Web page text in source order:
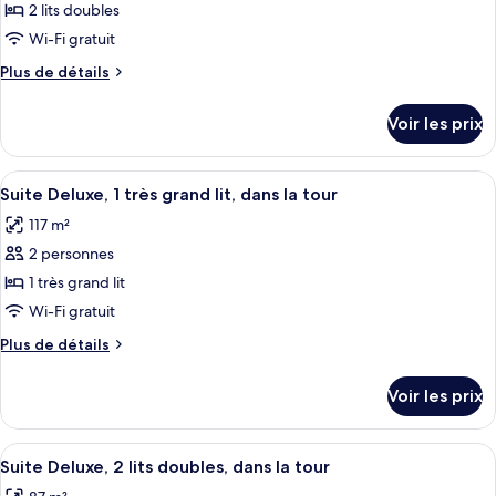
KING
JUNIOR
SUITE
KING
pour
ce
type
de
AUGUSTUS
TOWER
,
JUNIOR
SUITE
2
BED
2 lits doubles
Wi-Fi gratuit
Plus de détails
Plus
le
type
de
AUGUSTUS
TOWER
JUNIOR
SUITE
BED
Voir les prix
Afficher
toutes
les
photos
pour
ce
type
de
Suite
Deluxe,
1
très
Une chambre d’hôtel avec un
6
Suite Deluxe, 1 très grand lit, dans la tour
117 m²
2 personnes
1 très grand lit
Wi-Fi gratuit
Plus de détails
Plus
le
type
de
Voir les prix
Afficher
toutes
Une chambre d’hôtel avec deux
7
Suite Deluxe, 2 lits doubles, dans la tour